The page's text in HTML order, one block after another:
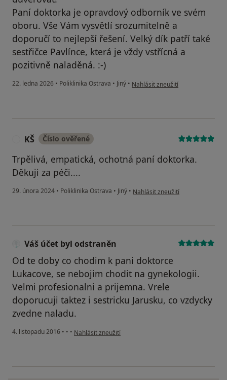
Paní doktorka je opravdový odborník ve svém
oboru. Vše Vám vysvětlí srozumitelně a
doporučí to nejlepší řešení. Velký dík patří také
sestřičce Pavlínce, která je vždy vstřícná a
pozitivně naladěná. :-)
22. ledna 2026 • Poliklinika Ostrava • Jiný • podle názoru uživatele Vanesa
Nahlásit zneužití
KŠ Číslo ověřené
Trpělivá, empatická, ochotná paní doktorka.
Děkuji za péči....
29. února 2024 • Poliklinika Ostrava • Jiný • podle názoru uživatele KŠ
Nahlásit zneužití
Váš účet byl odstraněn
Od te doby co chodim k pani doktorce
Lukacove, se nebojim chodit na gynekologii.
Velmi profesionalni a prijemna. Vrele
doporucuji taktez i sestricku Jarusku, co vzdycky
zvedne naladu.
4. listopadu 2016 • • • podle názoru uživatele Váš účet byl odstraněn
Nahlásit zneužití